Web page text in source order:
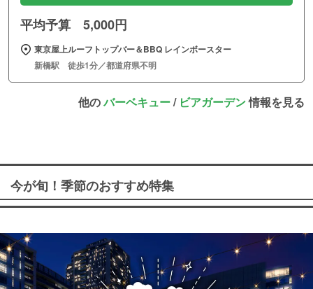
平均予算 5,000円
東京屋上ルーフトップバー＆BBQ レインボースター
新橋駅 徒歩1分／都道府県不明
他のバーベキュー/ ビアガーデン情報を見る
今が旬！季節のおすすめ特集